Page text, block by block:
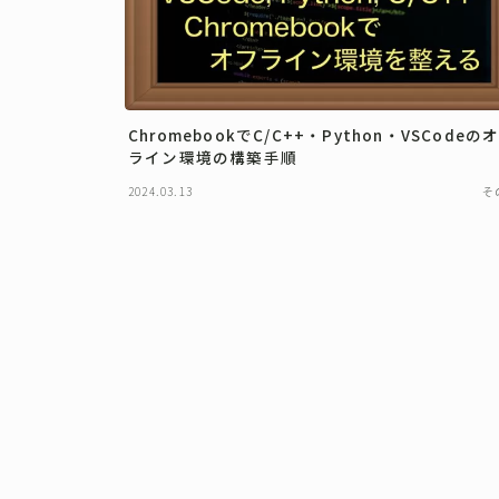
ChromebookでC/C++・Python・VSCodeのオ
ライン環境の構築手順
2024.03.13 そ